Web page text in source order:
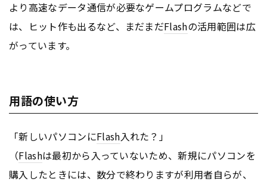
より高速なデータ通信が必要なゲームプログラムなどで
は、ヒット作も出るなど、まだまだFlashの活用範囲は広
がっています。
用語の使い方
「新しいパソコンにFlash入れた？」
（Flashは最初から入っていないため、新規にパソコンを
購入したときには、数分で終わりますが利用者自らが、